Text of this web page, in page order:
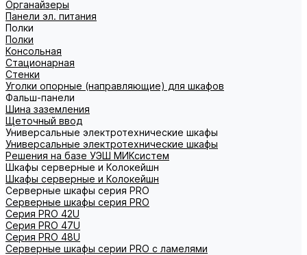
Органайзеры
Панели эл. питания
Полки
Полки
Консольная
Стационарная
Стенки
Уголки опорные (направляющие) для шкафов
Фальш-панели
Шина заземления
Щеточный ввод
Универсальные электротехнические шкафы
Универсальные электротехнические шкафы
Решения на базе УЭШ МИКсистем
Шкафы серверные и Колокейшн
Шкафы серверные и Колокейшн
Серверные шкафы серия PRO
Серверные шкафы серия PRO
Серия PRO 42U
Серия PRO 47U
Серия PRO 48U
Серверные шкафы серии PRO с ламелями